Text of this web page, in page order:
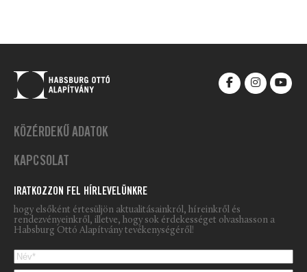
KÖZÉRDEKŰ ADATOK
KAPCSOLAT
IRATKOZZON FEL HÍRLEVELÜNKRE
hogy elsőként értesüljön aktualitásainkról, híreinkről és
rendezvényeinkről, illetve, hogy sok érdekességet olvashasson a
Habsburg Ottó Alapítvány tevékenységéről!